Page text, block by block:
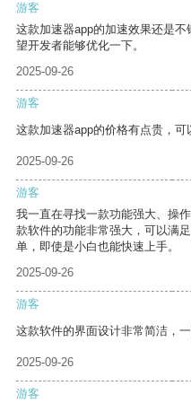
游客
这款加速器app的加速效果还是
望开发者能够优化一下。
2025-09-26
游客
这款加速器app的价格有点贵，可
2025-09-26
游客
我一直在寻找一款功能强大、操
款软件的功能非常强大，可以满
单，即使是小白也能快速上手。
2025-09-26
游客
这款软件的界面设计非常简洁，一
2025-09-26
游客